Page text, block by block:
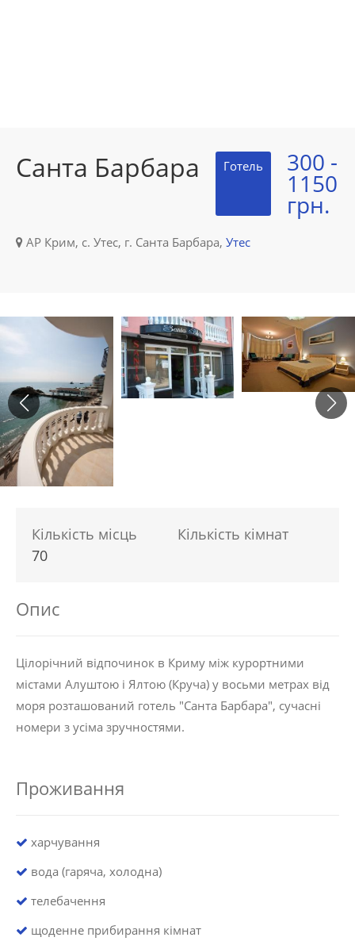
Санта Барбара Готель 300 -
1150
грн.
АР Крим, с. Утес, г. Санта Барбара, Утес
Кількість місць
70
Кількість кімнат
Опис
Цілорічний відпочинок в Криму між курортними
містами Алуштою і Ялтою (Круча) у восьми метрах від
моря розташований готель "Санта Барбара", сучасні
номери з усіма зручностями.
Проживання
харчування
вода (гаряча, холодна)
телебачення
щоденне прибирання кімнат